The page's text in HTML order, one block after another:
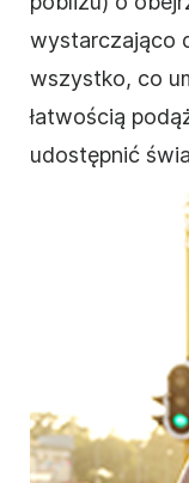
wystarczająco
wszystko, co
łatwością
udostępnić